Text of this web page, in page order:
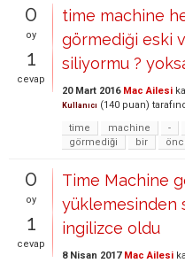
0
oy
1
cevap
time machine
görmediği eski
siliyormu ?
20 Mart 2016 Mac Ailesi
Kullanıcı (140 puan)
time
machine -
görmediği
bir
0
oy
1
cevap
Time Machine
yüklemesinden
ingilizce oldu
8 Nisan 2017 Mac Ailesi